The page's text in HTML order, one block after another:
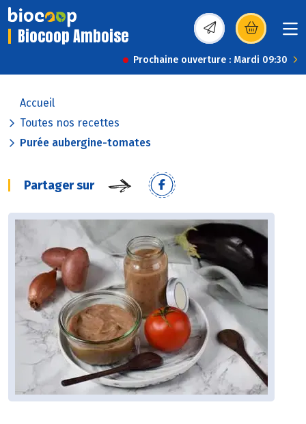
Biocoop Amboise (s’ouvre dans une
Prochaine ouverture : Mardi 09:30
Accueil
Toutes nos recettes
Purée aubergine-tomates
Partager sur